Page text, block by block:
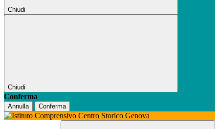
Chiudi
Chiudi
Conferma
Annulla Conferma